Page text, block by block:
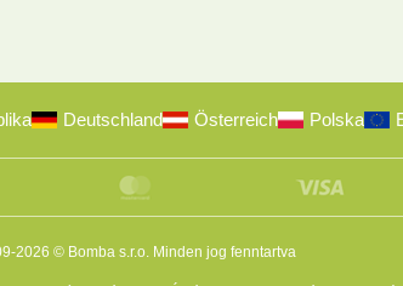
Deutschland Österreich Polska
2026 © Bomba s.r.o. Minden jog fenntartva